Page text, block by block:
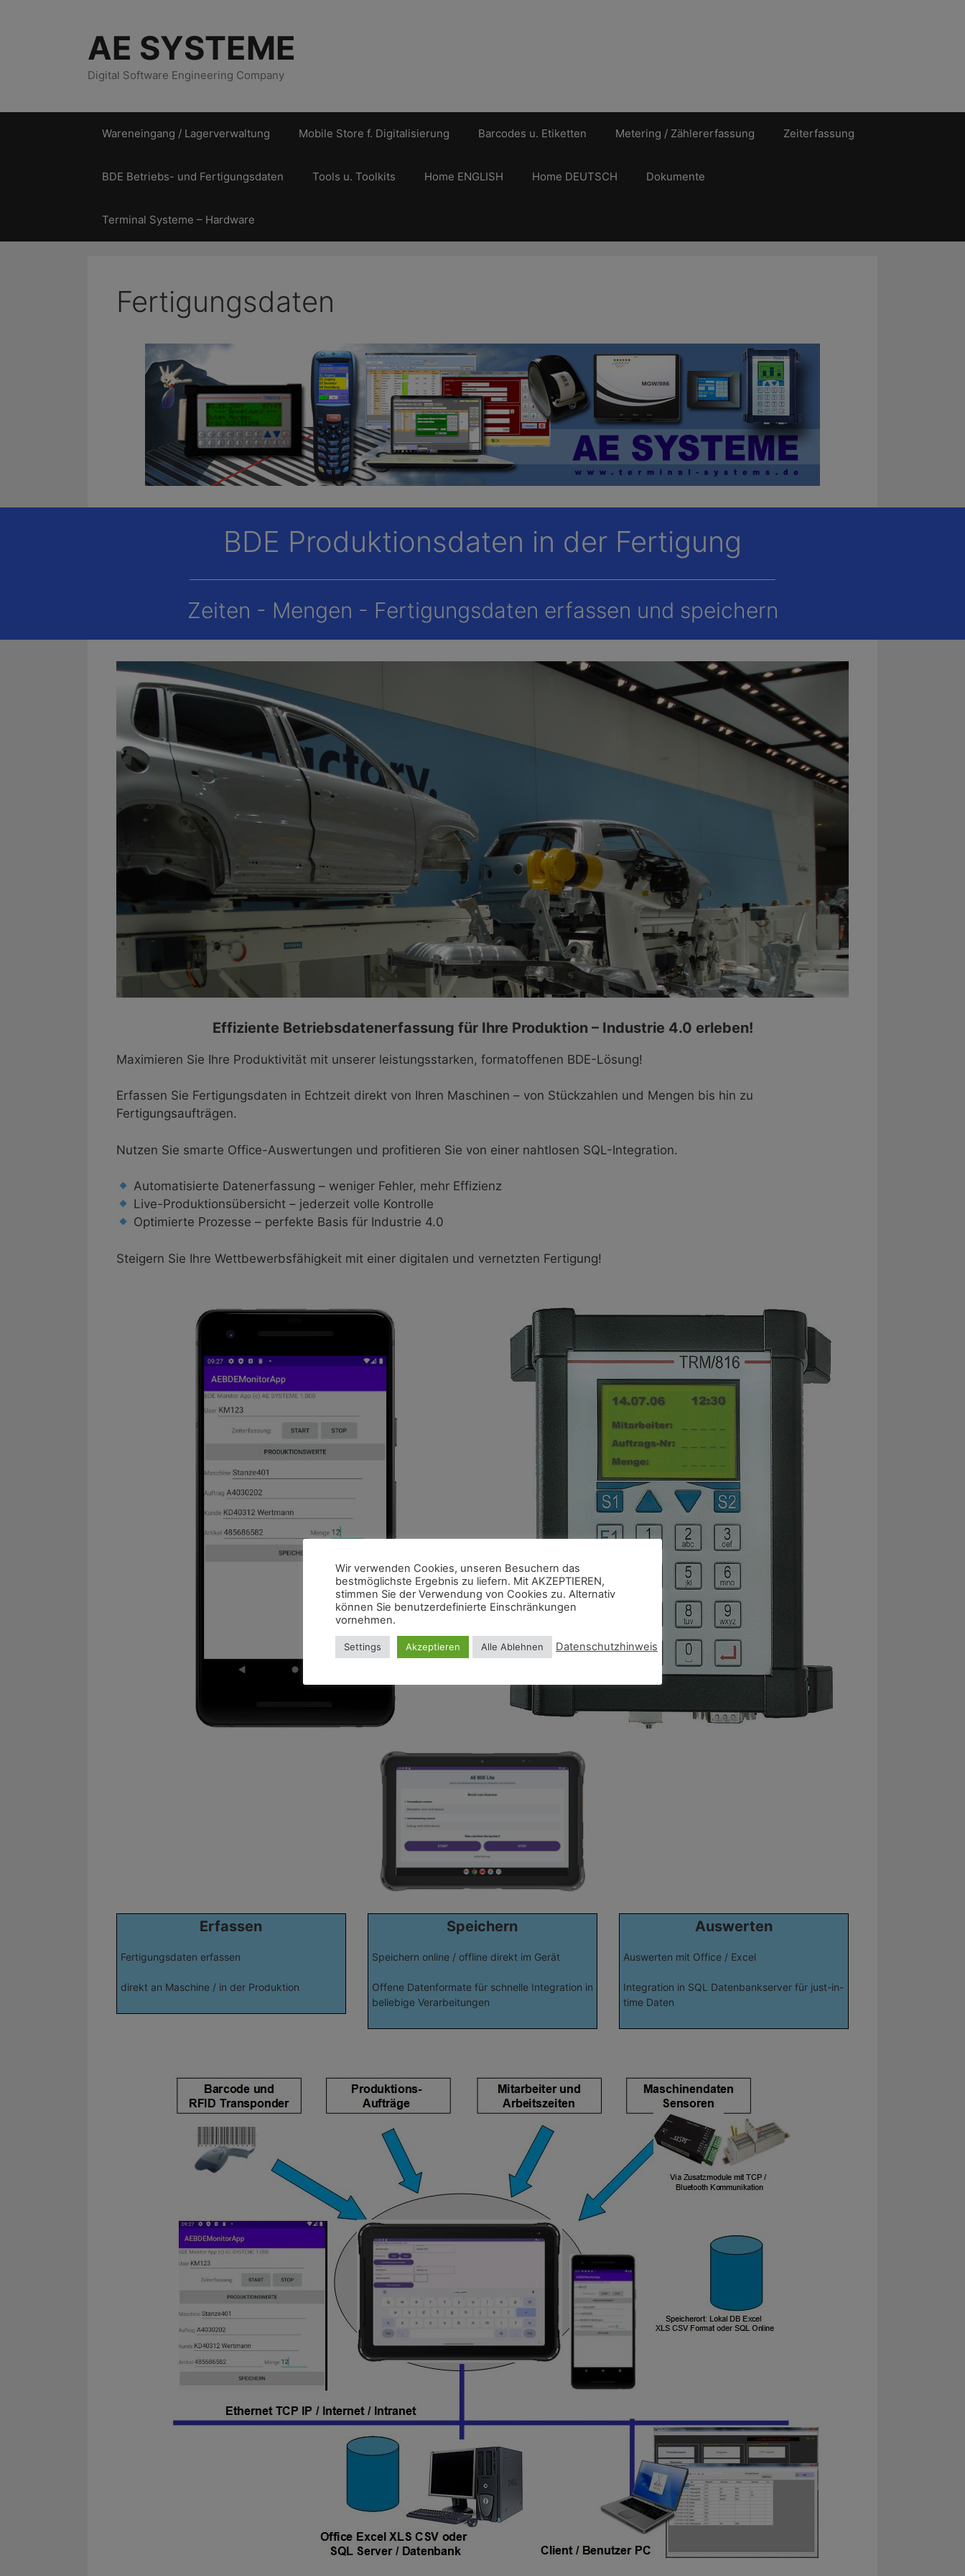
AE SYSTEME
Digital Software Engineering Company
Wareneingang / Lagerverwaltung Mobile Store f. Digitalisierung Barcodes u. Etiketten Metering / Zählererfassung Zeiterfassung
BDE Betriebs- und Fertigungsdaten Tools u. Toolkits Home ENGLISH Home DEUTSCH Dokumente
Terminal Systeme – Hardware
Fertigungsdaten
BDE Produktionsdaten in der Fertigung
Zeiten - Mengen - Fertigungsdaten erfassen und speichern
Effiziente Betriebsdatenerfassung für Ihre Produktion – Industrie 4.0 erleben!
Maximieren Sie Ihre Produktivität mit unserer leistungsstarken, formatoffenen BDE-Lösung!
Erfassen Sie Fertigungsdaten in Echtzeit direkt von Ihren Maschinen – von Stückzahlen und Mengen bis hin zu
Fertigungsaufträgen.
Nutzen Sie smarte Office-Auswertungen und profitieren Sie von einer nahtlosen SQL-Integration.
Automatisierte Datenerfassung – weniger Fehler, mehr Effizienz
Live-Produktionsübersicht – jederzeit volle Kontrolle
Optimierte Prozesse – perfekte Basis für Industrie 4.0
Steigern Sie Ihre Wettbewerbsfähigkeit mit einer digitalen und vernetzten Fertigung!
Erfassen
Fertigungsdaten erfassen
direkt an Maschine / in der Produktion
Speichern
Speichern online / offline direkt im Gerät
Offene Datenformate für schnelle Integration in
beliebige Verarbeitungen
Auswerten
Auswerten mit Office / Excel
Integration in SQL Datenbankserver für just-in-
time Daten
Wir verwenden Cookies, unseren Besuchern das
bestmöglichste Ergebnis zu liefern. Mit AKZEPTIEREN,
stimmen Sie der Verwendung von Cookies zu. Alternativ
können Sie benutzerdefinierte Einschränkungen
vornehmen.
Settings Akzeptieren Alle Ablehnen Datenschutzhinweis